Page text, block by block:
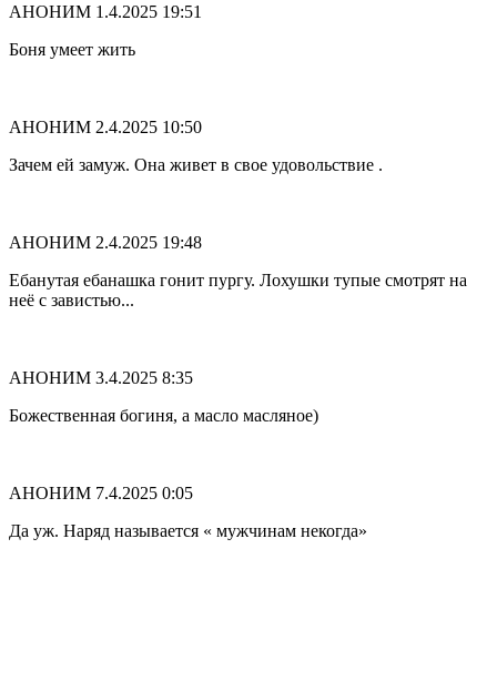
АНОНИМ 1.4.2025 19:51
Боня умеет жить
АНОНИМ 2.4.2025 10:50
Зачем ей замуж. Она живет в свое удовольствие .
АНОНИМ 2.4.2025 19:48
Ебанутая ебанашка гонит пургу. Лохушки тупые смотрят на
неё с завистью...
АНОНИМ 3.4.2025 8:35
Божественная богиня, а масло масляное)
АНОНИМ 7.4.2025 0:05
Да уж. Наряд называется « мужчинам некогда»